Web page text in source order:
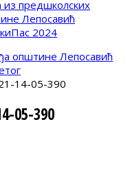
предшколских
Лепосавић
2024
14-05-390
05-390